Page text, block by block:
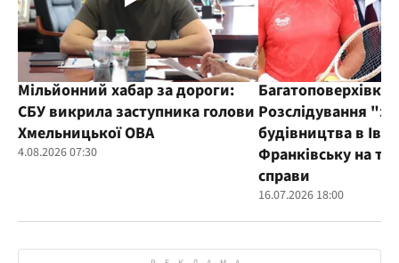
Мільйонний хабар за дороги:
СБУ викрила заступника голови
Хмельницької ОВА
4.08.2026 07:30
Багатоповерхівка
Розслідування
будівництва в
Франківську на
справи
16.07.2026 18:00